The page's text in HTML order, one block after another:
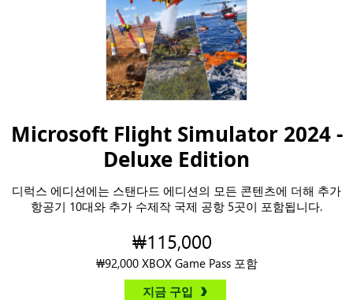
Microsoft Flight Simulator 2024 -
Deluxe Edition
디럭스 에디션에는 스탠다드 에디션의 모든 콘텐츠에 더해 추가
항공기 10대와 추가 수제작 국제 공항 5곳이 포함됩니다.
₩115,000
₩92,000 XBOX Game Pass 포함
지금 구입